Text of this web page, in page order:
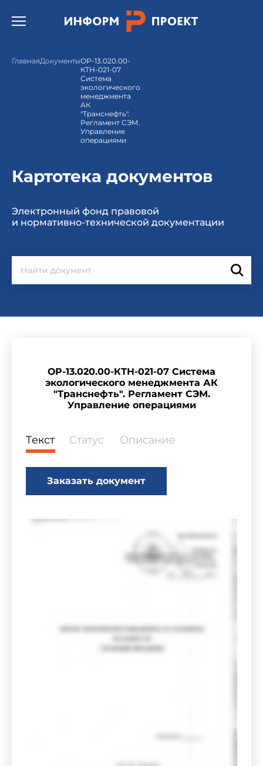
Открыть бургер меню.
ГлавнаяДокументыОР-13.020.00-
КТН-021-07
Система
экологического
менеджмента
АК
"Транснефть".
Регламент СЭМ.
Управление
операциями
Картотека документов
Электронный фонд правовой
и нормативно-технической документации
ОР-13.020.00-КТН-021-07 Система
экологического менеджмента АК
"Транснефть". Регламент СЭМ.
Управление операциями
Текст Статус Описание
Заказать документ